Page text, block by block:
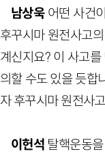
남상욱 어떤 사건
후꾸시마 원전사고
계신지요? 이 사고
의할 수도 있을 듯합
자 후꾸시마 원전사
이헌석 탈핵운동